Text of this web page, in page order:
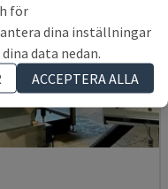
för
dina inställningar
data nedan.
ACCEPTERA ALLA